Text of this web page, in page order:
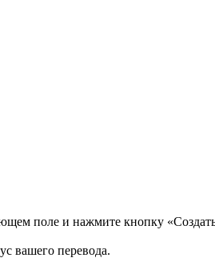
поле и нажмите кнопку
вашего перевода.